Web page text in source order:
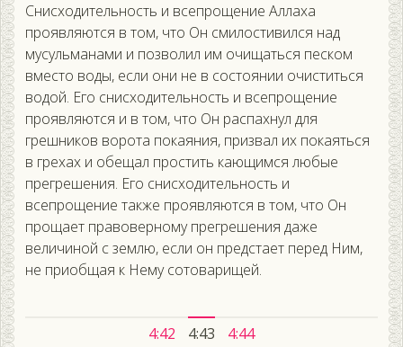
Снисходительность и всепрощение Аллаха
проявляются в том, что Он смилостивился над
мусульманами и позволил им очищаться песком
вместо воды, если они не в состоянии очиститься
водой. Его снисходительность и всепрощение
проявляются и в том, что Он распахнул для
грешников ворота покаяния, призвал их покаяться
в грехах и обещал простить кающимся любые
прегрешения. Его снисходительность и
всепрощение также проявляются в том, что Он
прощает правоверному прегрешения даже
величиной с землю, если он предстает перед Ним,
не приобщая к Нему сотоварищей.
4:42 4:43 4:44